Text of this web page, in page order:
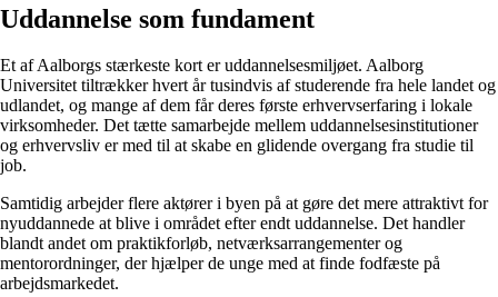
Uddannelse som fundament
Et af Aalborgs stærkeste kort er uddannelsesmiljøet. Aalborg
Universitet tiltrækker hvert år tusindvis af studerende fra hele landet og
udlandet, og mange af dem får deres første erhvervserfaring i lokale
virksomheder. Det tætte samarbejde mellem uddannelsesinstitutioner
og erhvervsliv er med til at skabe en glidende overgang fra studie til
job.
Samtidig arbejder flere aktører i byen på at gøre det mere attraktivt for
nyuddannede at blive i området efter endt uddannelse. Det handler
blandt andet om praktikforløb, netværksarrangementer og
mentorordninger, der hjælper de unge med at finde fodfæste på
arbejdsmarkedet.